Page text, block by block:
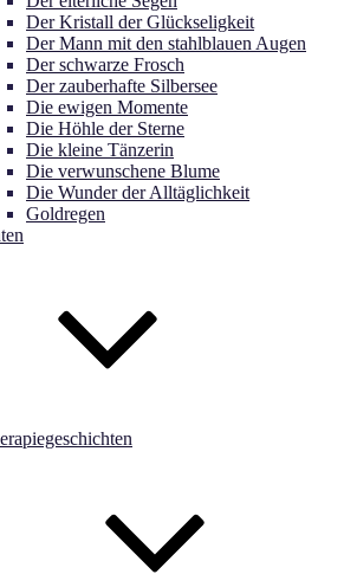
Der Kristall der Glückseligkeit
Der Mann mit den stahlblauen Augen
Der schwarze Frosch
Der zauberhafte Silbersee
Die ewigen Momente
Die Höhle der Sterne
Die kleine Tänzerin
Die verwunschene Blume
Die Wunder der Alltäglichkeit
Goldregen